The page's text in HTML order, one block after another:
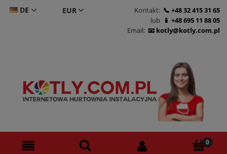
DE Kontakt:
+48 32 415 31 65
lub
+48 695 11 88 05
Email:
kotly@kotly.com.pl